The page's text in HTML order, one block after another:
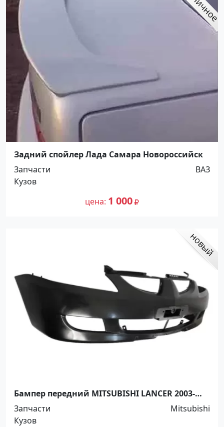
Задний спойлер Лада Самара Новороссийск
Запчасти
ВАЗ
Кузов
цена 1 000
Бампер передний MITSUBISHI LANCER 2003-
2005 Краснодар
Запчасти
Mitsubishi
Кузов